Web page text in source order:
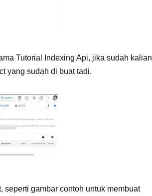
Tutorial Indexing Api, jika sudah kalian
yang sudah di buat tadi.
gambar contoh untuk membuat